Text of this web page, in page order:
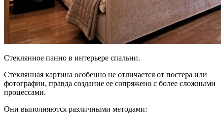
Стеклянное панно в интерьере спальни.
Стеклянная картина особенно не отличается от постера или
фотографии, правда создание ее сопряжено с более сложными
процессами.
Они выполняются различными методами: